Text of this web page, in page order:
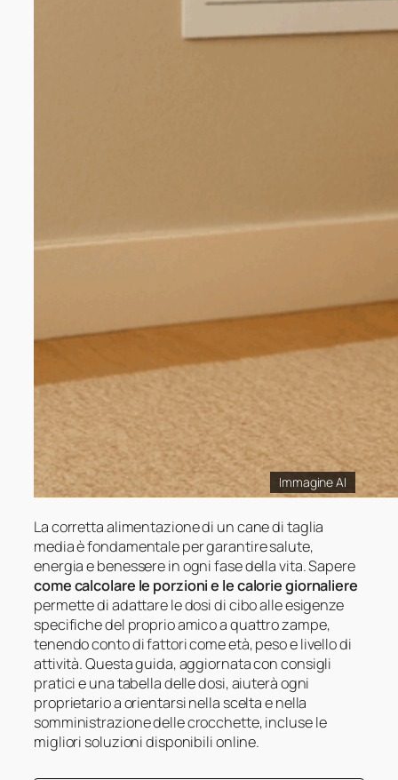
Immagine AI
La corretta alimentazione di un cane di taglia
media è fondamentale per garantire salute,
energia e benessere in ogni fase della vita. Sapere
come calcolare le porzioni e le calorie giornaliere
permette di adattare le dosi di cibo alle esigenze
specifiche del proprio amico a quattro zampe,
tenendo conto di fattori come età, peso e livello di
attività. Questa guida, aggiornata con consigli
pratici e una tabella delle dosi, aiuterà ogni
proprietario a orientarsi nella scelta e nella
somministrazione delle crocchette, incluse le
migliori soluzioni disponibili online.